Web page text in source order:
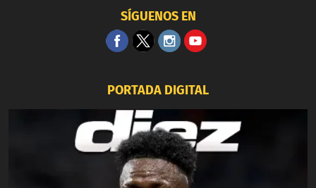
SÍGUENOS EN
PORTADA DIGITAL